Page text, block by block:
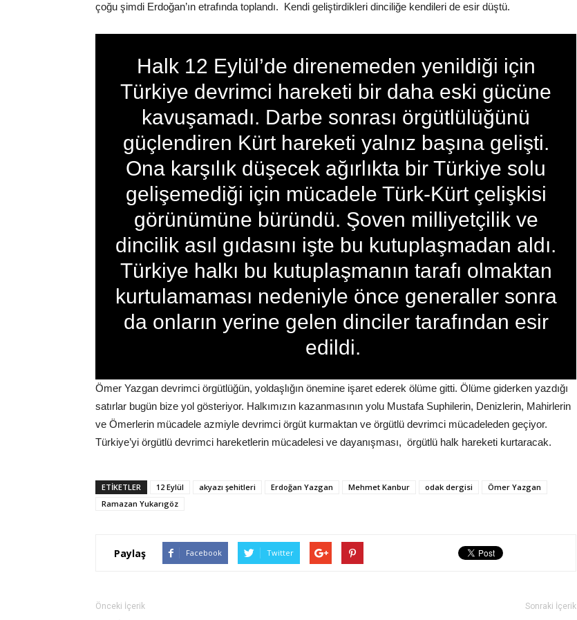
çoğu şimdi Erdoğan’ın etrafında toplandı. Kendi geliştirdikleri dinciliğe kendileri de esir düştü.
Halk 12 Eylül’de direnemeden yenildiği için
Türkiye devrimci hareketi bir daha eski gücüne
kavuşamadı. Darbe sonrası örgütlülüğünü
güçlendiren Kürt hareketi yalnız başına gelişti.
Ona karşılık düşecek ağırlıkta bir Türkiye solu
gelişemediği için mücadele Türk-Kürt çelişkisi
görünümüne büründü. Şoven milliyetçilik ve
dincilik asıl gıdasını işte bu kutuplaşmadan aldı.
Türkiye halkı bu kutuplaşmanın tarafı olmaktan
kurtulamaması nedeniyle önce generaller sonra
da onların yerine gelen dinciler tarafından esir
edildi.
Ömer Yazgan devrimci örgütlüğün, yoldaşlığın önemine işaret ederek ölüme gitti. Ölüme giderken yazdığı
satırlar bugün bize yol gösteriyor. Halkımızın kazanmasının yolu Mustafa Suphilerin, Denizlerin, Mahirlerin
ve Ömerlerin mücadele azmiyle devrimci örgüt kurmaktan ve örgütlü devrimci mücadeleden geçiyor.
Türkiye’yi örgütlü devrimci hareketlerin mücadelesi ve dayanışması, örgütlü halk hareketi kurtaracak.
ETIKETLER 12 Eylül akyazı şehitleri Erdoğan Yazgan Mehmet Kanbur odak dergisi
Ömer Yazgan
Ramazan Yukarıgöz
Paylaş Facebook Twitter
Önceki İçerik Sonraki İçerik